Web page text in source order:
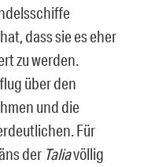
dass sie es eher
zu werden.
über den
und die
Für
der Taliavöllig